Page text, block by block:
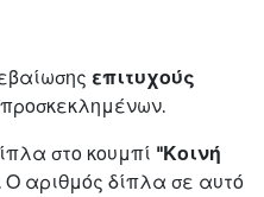
επιτυχούς
στο κουμπί "Κοινή
αριθμός δίπλα σε αυτό